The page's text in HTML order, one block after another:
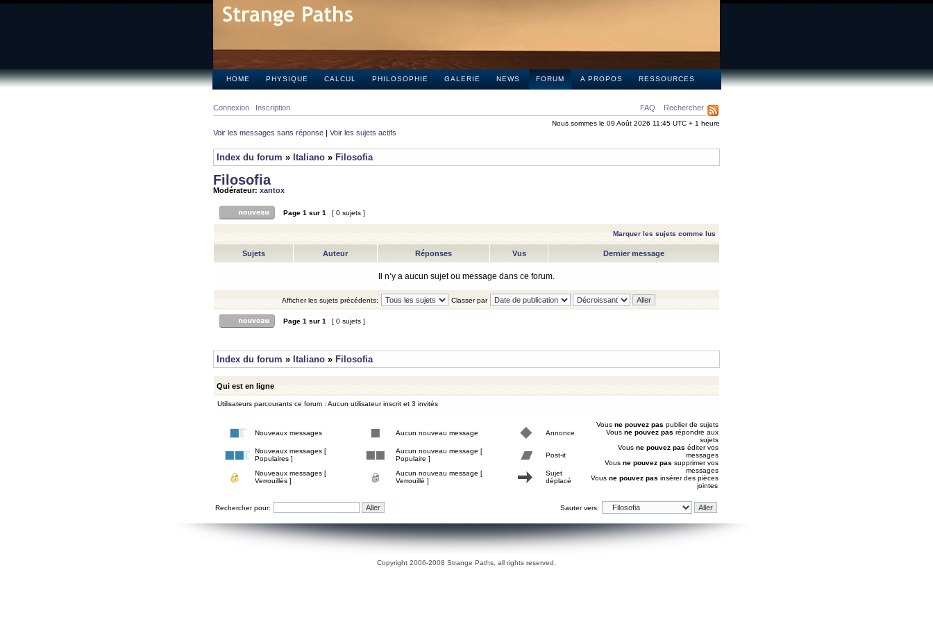
HOME PHYSIQUE CALCUL PHILOSOPHIE GALERIE NEWS FORUM A PROPOS RESSOURCES
FAQ Rechercher
Connexion Inscription
Nous sommes le 09 Août 2026 11:45 UTC + 1 heure
Voir les messages sans réponse | Voir les sujets actifs
Index du forum » Italiano » Filosofia
Filosofia
Modérateur: xantox
Page 1 sur 1 [ 0 sujets ]
Marquer les sujets comme lus
Sujets Auteur Réponses Vus Dernier message
Il n’y a aucun sujet ou message dans ce forum.
Afficher les sujets précédents: Classer par
Page 1 sur 1 [ 0 sujets ]
Index du forum » Italiano » Filosofia
Qui est en ligne
Utilisateurs parcourants ce forum : Aucun utilisateur inscrit et 3 invités
Nouveaux messages Aucun nouveau message Annonce
Nouveaux messages [
Populaires ]
Aucun nouveau message [
Populaire ]
Post-it
Nouveaux messages [
Verrouillés ]
Aucun nouveau message [
Verrouillé ]
Sujet
déplacé
Vous ne pouvez pas publier de sujets
Vous ne pouvez pas répondre aux
sujets
Vous ne pouvez pas éditer vos
messages
Vous ne pouvez pas supprimer vos
messages
Vous ne pouvez pas insérer des pièces
jointes
Rechercher pour: Sauter vers:
Copyright 2006-2008 Strange Paths, all rights reserved.